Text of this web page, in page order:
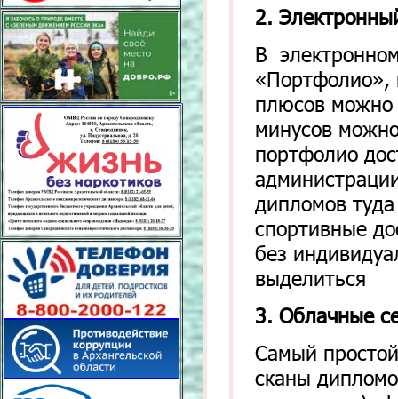
2.
В
«Портфолио»,
плюсов можно
минусов
портфолио
дипломов
спортивные
без
выделиться
3. Облачные
Самый
сканы